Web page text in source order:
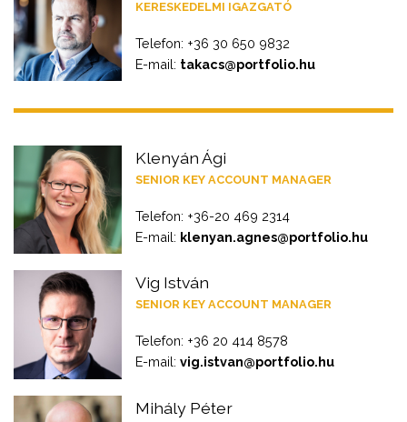
KERESKEDELMI IGAZGATÓ
Telefon: +36 30 650 9832
E-mail: takacs@portfolio.hu
Klenyán Ági
SENIOR KEY ACCOUNT MANAGER
Telefon: +36-20 469 2314
E-mail: klenyan.agnes@portfolio.hu
Vig István
SENIOR KEY ACCOUNT MANAGER
Telefon: +36 20 414 8578
E-mail:vig.istvan@portfolio.hu
Mihály Péter